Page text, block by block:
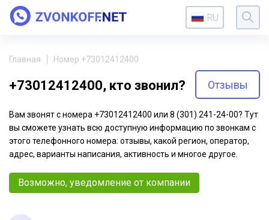
RU
Главная Номер +73012412400
+73012412400, кто звонил? Отзывы
Вам звонят с номера +73012412400 или 8 (301) 241-24-00? Тут
вы сможете узнать всю доступную информацию по звонкам с
этого телефонного номера: отзывы, какой регион, оператор,
адрес, варианты написания, активность и многое другое.
Возможно, уведомление от компании